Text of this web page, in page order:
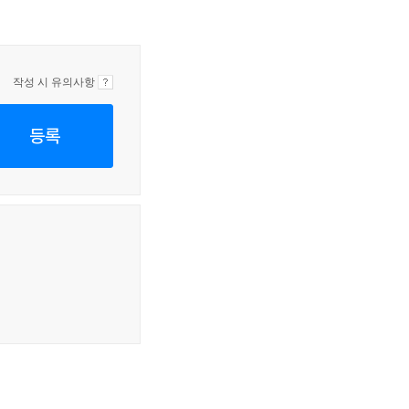
작성 시 유의사항
등록